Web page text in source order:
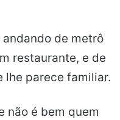
de metrô
restaurante, e de
lhe parece familiar.
não é bem quem